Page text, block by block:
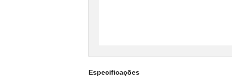
Especificações